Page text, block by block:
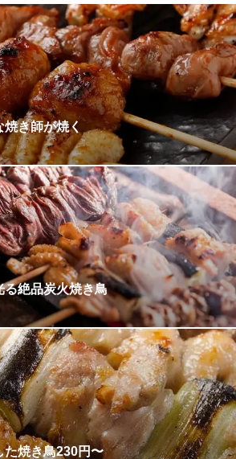
き師が焼く
地鶏や大山鶏を厳選使用。野菜は三浦産
で旬のものを仕入れております。焼き場に
き師。食材ごと、部位ごとに適した焼き
前面に引き出してご提供いたします。炭
日本酒と合わせてぜひお楽しみくださ
り
鶴屋町2-19-6 ガレリア横浜B1
る絶品炭火焼き鳥
鶏『あべどり』を、熟練の技でじっくり
き鳥。部位により焼き分けておりますの
はジューシー、旨みが凝縮するように絶
ます。また、備長炭を使用するので炭火
味が存分に感じられる逸品をお楽しみく
た焼き鳥230円〜